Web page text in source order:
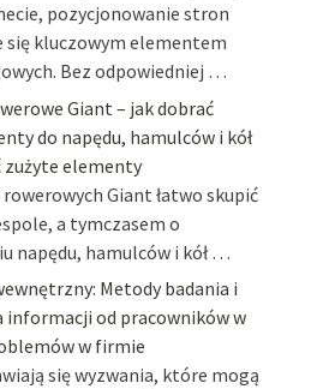
pozycjonowanie stron
kluczowym elementem
Bez odpowiedniej …
Giant – jak dobrać
do napędu, hamulców i kół
zużyte elementy
Giant łatwo skupić
a tymczasem o
napędu, hamulców i kół …
Metody badania i
informacji od pracowników w
w firmie
się wyzwania, które mogą